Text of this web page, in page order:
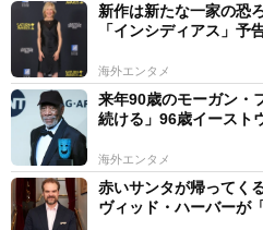
新作は新たな一家の恐
「インシディアス」予
海外エンタメ
来年90歳のモーガン・
続ける」96歳イースト
海外エンタメ
赤いサンタが帰って
ヴィッド・ハーバーが